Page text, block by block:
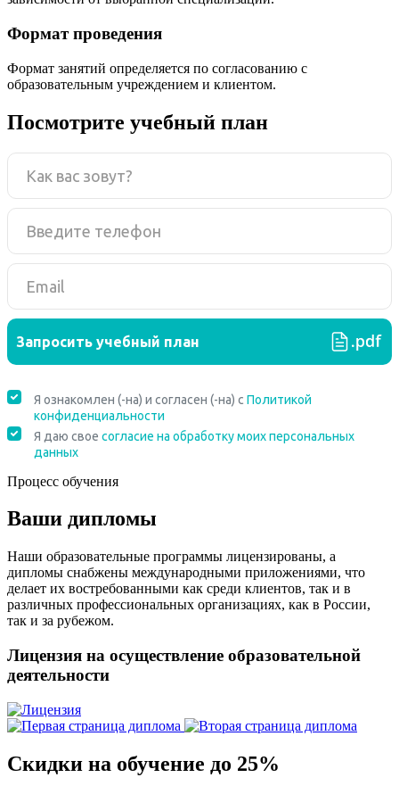
Формат проведения
Формат занятий определяется по согласованию с
образовательным учреждением и клиентом.
Посмотрите учебный план
Процесс обучения
Ваши дипломы
Наши образовательные программы лицензированы, а
дипломы снабжены международными приложениями, что
делает их востребованными как среди клиентов, так и в
различных профессиональных организациях, как в России,
так и за рубежом.
Лицензия на осуществление образовательной
деятельности
Скидки на обучение до 25%